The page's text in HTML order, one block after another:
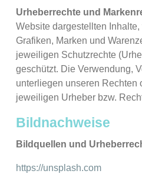
Urheberrechte und
Website dargestellten
Grafiken, Marken und
jeweiligen Schutzrechte
geschützt. Die Verwendung,
unterliegen unseren Rechten
jeweiligen Urheber bzw.
Bildnachweise
Bildquellen und
https://unsplash.com